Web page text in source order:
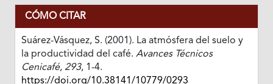
CÓMO CITAR
Suárez-Vásquez, S. (2001). La atmósfera del suelo y
la productividad del café. Avances Técnicos
Cenicafé, 293, 1-4.
https://doi.org/10.38141/10779/0293